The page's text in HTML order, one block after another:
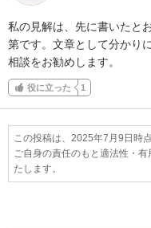
私の見解は、先に書いたと
第です。文章として分かり
相談をお勧めします。
役に立った 1
この投稿は、2025年7月9日時
ご自身の責任のもと適法性・
たします。